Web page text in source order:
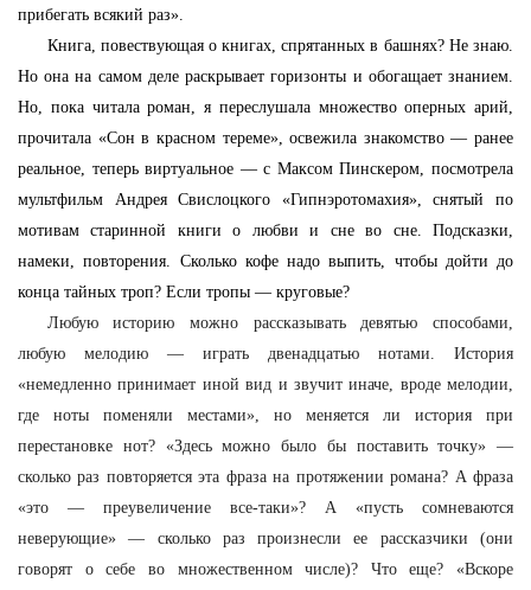
прибегать всякий раз».
Книга, повествующая о книгах, спрятанных в башнях? Не знаю.
Но она на самом деле раскрывает горизонты и обогащает знанием.
Но, пока читала роман, я переслушала множество оперных арий,
прочитала «Сон в красном тереме», освежила знакомство — ранее
реальное, теперь виртуальное — с Максом Пинскером, посмотрела
мультфильм Андрея Свислоцкого «Гипнэротомахия», снятый по
мотивам старинной книги о любви и сне во сне. Подсказки,
намеки, повторения. Сколько кофе надо выпить, чтобы дойти до
конца тайных троп? Если тропы — круговые?
Любую историю можно рассказывать девятью способами,
любую мелодию — играть двенадцатью нотами. История
«немедленно принимает иной вид и звучит иначе, вроде мелодии,
где ноты поменяли местами», но меняется ли история при
перестановке нот? «Здесь можно было бы поставить точку» —
сколько раз повторяется эта фраза на протяжении романа? А фраза
«это — преувеличение все-таки»? А «пусть сомневаются
неверующие» — сколько раз произнесли ее рассказчики (они
говорят о себе во множественном числе)? Что еще? «Вскоре